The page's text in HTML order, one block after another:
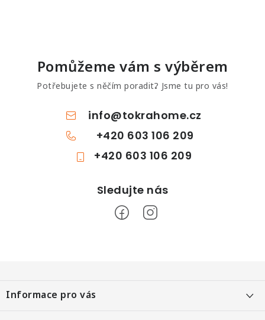
Pomůžeme vám s výběrem
Potřebujete s něčím poradit? Jsme tu pro vás!
info@tokrahome.cz
+420 603 106 209
+420 603 106 209
á
pInformace pro vás